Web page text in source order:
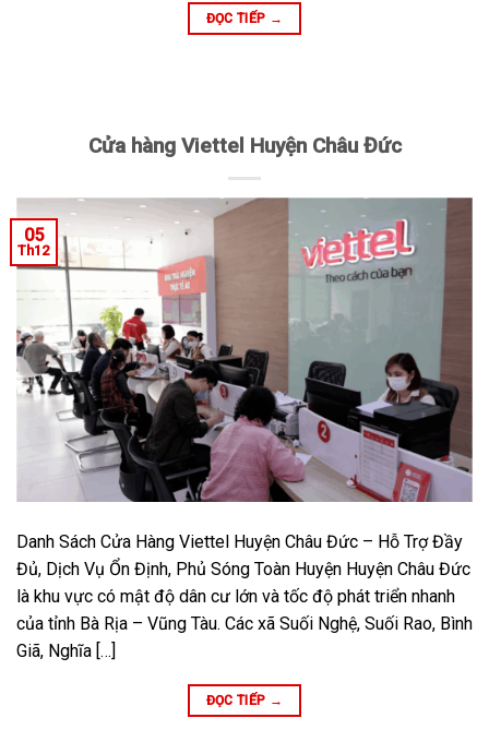
ĐỌC TIẾP →
Cửa hàng Viettel Huyện Châu Đức
05
Th12
Danh Sách Cửa Hàng Viettel Huyện Châu Đức – Hỗ Trợ Đầy
Đủ, Dịch Vụ Ổn Định, Phủ Sóng Toàn Huyện Huyện Châu Đức
là khu vực có mật độ dân cư lớn và tốc độ phát triển nhanh
của tỉnh Bà Rịa – Vũng Tàu. Các xã Suối Nghệ, Suối Rao, Bình
Giã, Nghĩa […]
ĐỌC TIẾP →